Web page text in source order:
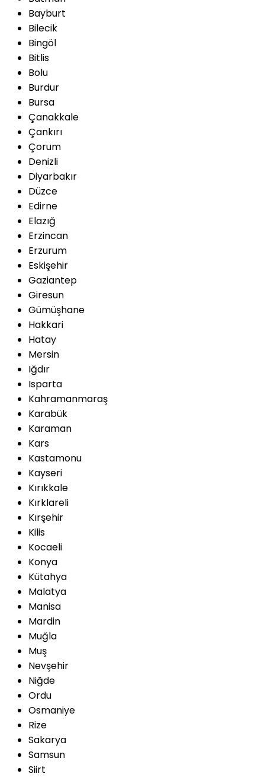
Bayburt
Bilecik
Bingöl
Bitlis
Bolu
Burdur
Bursa
Çanakkale
Çankırı
Çorum
Denizli
Diyarbakır
Düzce
Edirne
Elazığ
Erzincan
Erzurum
Eskişehir
Gaziantep
Giresun
Gümüşhane
Hakkari
Hatay
Mersin
Iğdır
Isparta
Kahramanmaraş
Karabük
Karaman
Kars
Kastamonu
Kayseri
Kırıkkale
Kırklareli
Kırşehir
Kilis
Kocaeli
Konya
Kütahya
Malatya
Manisa
Mardin
Muğla
Muş
Nevşehir
Niğde
Ordu
Osmaniye
Rize
Sakarya
Samsun
Siirt